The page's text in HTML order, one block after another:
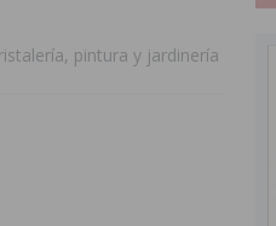
pintura y jardinería